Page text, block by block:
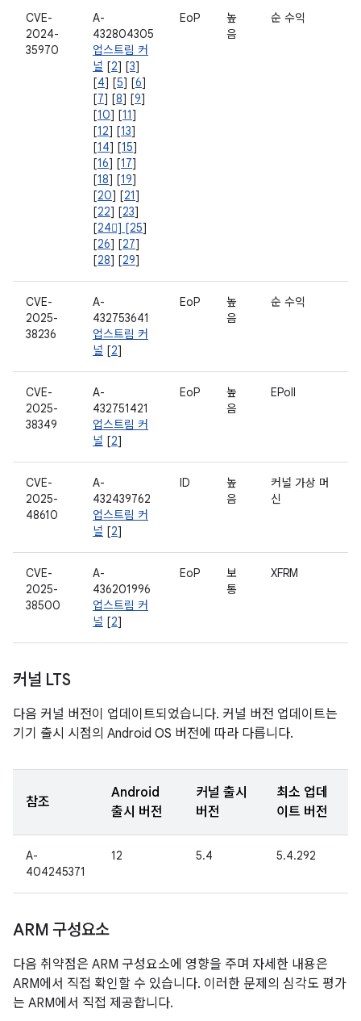
CVE-
2024-
35970
A-
432804305
업스트림 커
널 [2] [3]
[4] [5] [6]
[7] [8] [9]
[10] [11]
[12] [13]
[14] [15]
[16] [17]
[18] [19]
[20] [21]
[22] [23]
[24] [25]
[26] [27]
[28] [29]
EoP
높
음
순 수익
CVE-
2025-
38236
A-
432753641
업스트림 커
널 [2]
EoP
높
음
순 수익
CVE-
2025-
38349
A-
432751421
업스트림 커
널 [2]
EoP
높
음
EPoll
CVE-
2025-
48610
A-
432439762
업스트림 커
널 [2]
ID
높
음
커널 가상 머
신
CVE-
2025-
38500
A-
436201996
업스트림 커
널 [2]
EoP
보
통
XFRM
커널 LTS
다음 커널 버전이 업데이트되었습니다. 커널 버전 업데이트는
기기 출시 시점의 Android OS 버전에 따라 다릅니다.
참조
Android
출시 버전
커널 출시
버전
최소 업데
이트 버전
A-
404245371
12 5.4 5.4.292
ARM 구성요소
다음 취약점은 ARM 구성요소에 영향을 주며 자세한 내용은
ARM에서 직접 확인할 수 있습니다. 이러한 문제의 심각도 평가
는 ARM에서 직접 제공합니다.